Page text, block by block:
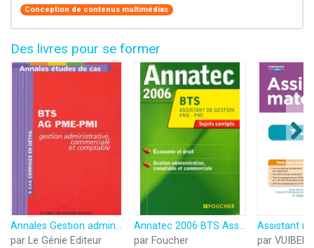
Conception de contenus multimédias
Des livres pour se former
Annales Gestion administrative, comptable et commerciale: Etudes de cas BTS Assistant de Gestion PME-PMI
par Le Génie Editeur
Annatec 2006 BTS Assistant de Gestion PME-PMI: Economie et droit - Gestion administrative comptable et commerciale
par Foucher
par VUIBERT